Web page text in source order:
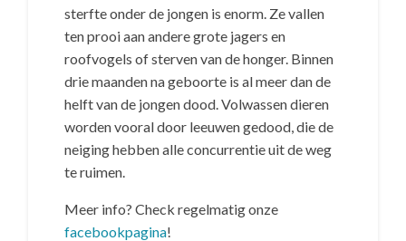
sterfte onder de jongen is enorm. Ze vallen
ten prooi aan andere grote jagers en
roofvogels of sterven van de honger. Binnen
drie maanden na geboorte is al meer dan de
helft van de jongen dood. Volwassen dieren
worden vooral door leeuwen gedood, die de
neiging hebben alle concurrentie uit de weg
te ruimen.
Meer info? Check regelmatig onze
facebookpagina!